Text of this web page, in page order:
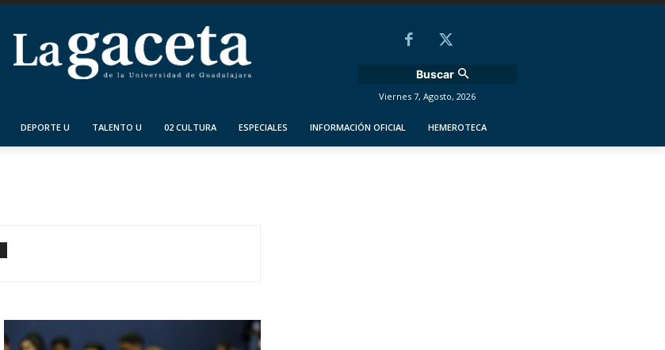
Buscar
Viernes 7, Agosto, 2026
DEPORTE U TALENTO U 02 CULTURA ESPECIALES INFORMACIÓN OFICIAL HEMEROTECA